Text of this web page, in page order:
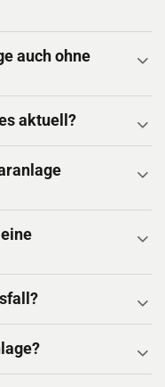
auch ohne
aktuell?